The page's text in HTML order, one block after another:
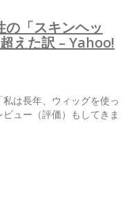
の「スキンヘッ
えた訳 – Yahoo!
は長年、ウィッグを使っ
ュー（評価）もしてきま